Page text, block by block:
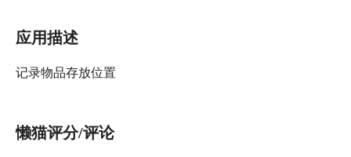
应用描述
记录物品存放位置
懒猫评分/评论